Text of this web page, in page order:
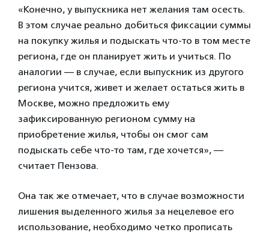
«Конечно, у выпускника нет желания там осесть.
В этом случае реально добиться фиксации суммы
на покупку жилья и подыскать что-то в том месте
региона, где он планирует жить и учиться. По
аналогии — в случае, если выпускник из другого
региона учится, живет и желает остаться жить в
Москве, можно предложить ему
зафиксированную регионом сумму на
приобретение жилья, чтобы он смог сам
подыскать себе что-то там, где хочется», —
считает Пензова.
Она так же отмечает, что в случае возможности
лишения выделенного жилья за нецелевое его
использование, необходимо четко прописать